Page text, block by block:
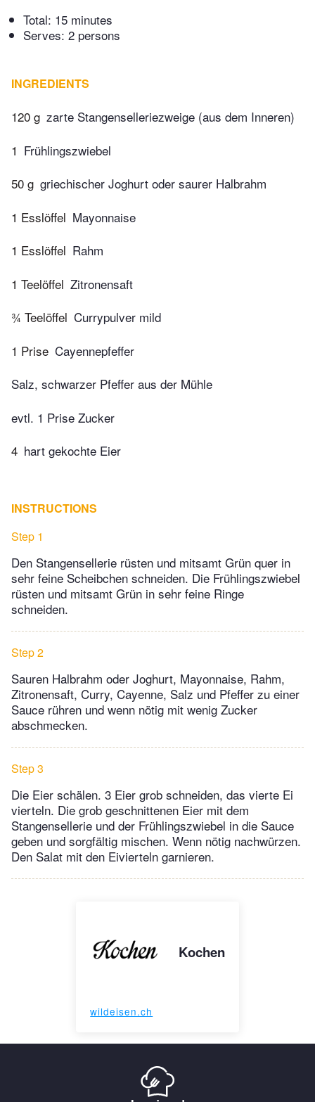
Total: 15 minutes
Serves: 2 persons
INGREDIENTS
120 g zarte Stangenselleriezweige (aus dem Inneren)
1 Frühlingszwiebel
50 g griechischer Joghurt oder saurer Halbrahm
1 Esslöffel Mayonnaise
1 Esslöffel Rahm
1 Teelöffel Zitronensaft
¾ Teelöffel Currypulver mild
1 Prise Cayennepfeffer
Salz, schwarzer Pfeffer aus der Mühle
evtl. 1 Prise Zucker
4 hart gekochte Eier
INSTRUCTIONS
Step 1
Den Stangensellerie rüsten und mitsamt Grün quer in
sehr feine Scheibchen schneiden. Die Frühlingszwiebel
rüsten und mitsamt Grün in sehr feine Ringe
schneiden.
Step 2
Sauren Halbrahm oder Joghurt, Mayonnaise, Rahm,
Zitronensaft, Curry, Cayenne, Salz und Pfeffer zu einer
Sauce rühren und wenn nötig mit wenig Zucker
abschmecken.
Step 3
Die Eier schälen. 3 Eier grob schneiden, das vierte Ei
vierteln. Die grob geschnittenen Eier mit dem
Stangensellerie und der Frühlingszwiebel in die Sauce
geben und sorgfältig mischen. Wenn nötig nachwürzen.
Den Salat mit den Eivierteln garnieren.
Kochen
wildeisen.ch